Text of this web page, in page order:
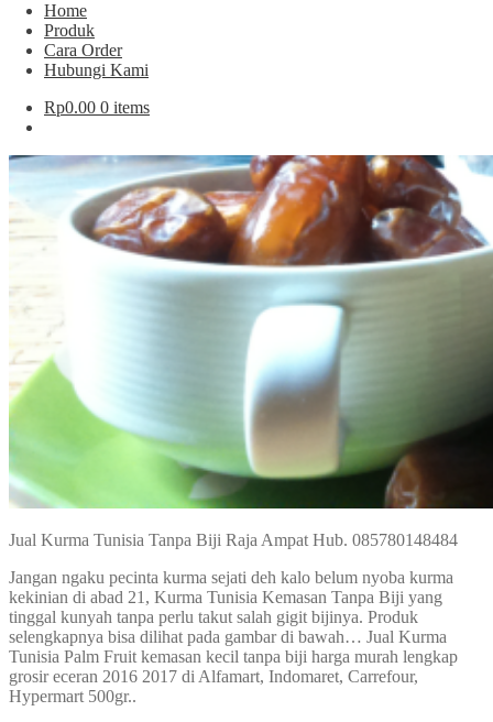
Home
Produk
Cara Order
Hubungi Kami
Rp0.00 0 items
Jual Kurma Tunisia Tanpa Biji Raja Ampat Hub. 085780148484
Jangan ngaku pecinta kurma sejati deh kalo belum nyoba kurma
kekinian di abad 21, Kurma Tunisia Kemasan Tanpa Biji yang
tinggal kunyah tanpa perlu takut salah gigit bijinya. Produk
selengkapnya bisa dilihat pada gambar di bawah… Jual Kurma
Tunisia Palm Fruit kemasan kecil tanpa biji harga murah lengkap
grosir eceran 2016 2017 di Alfamart, Indomaret, Carrefour,
Hypermart 500gr..